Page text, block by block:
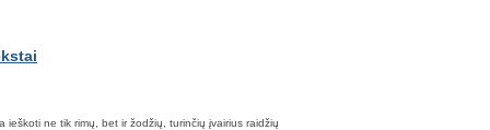
ne tik rimų, bet ir žodžių, turinčių įvairius raidžių